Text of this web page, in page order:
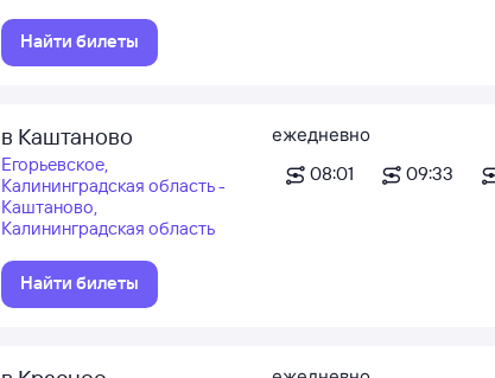
Найти билеты
в Каштаново
Егорьевское,
Калининградская область -
Каштаново,
Калининградская область
Найти билеты
ежедневно
08:01
09:33